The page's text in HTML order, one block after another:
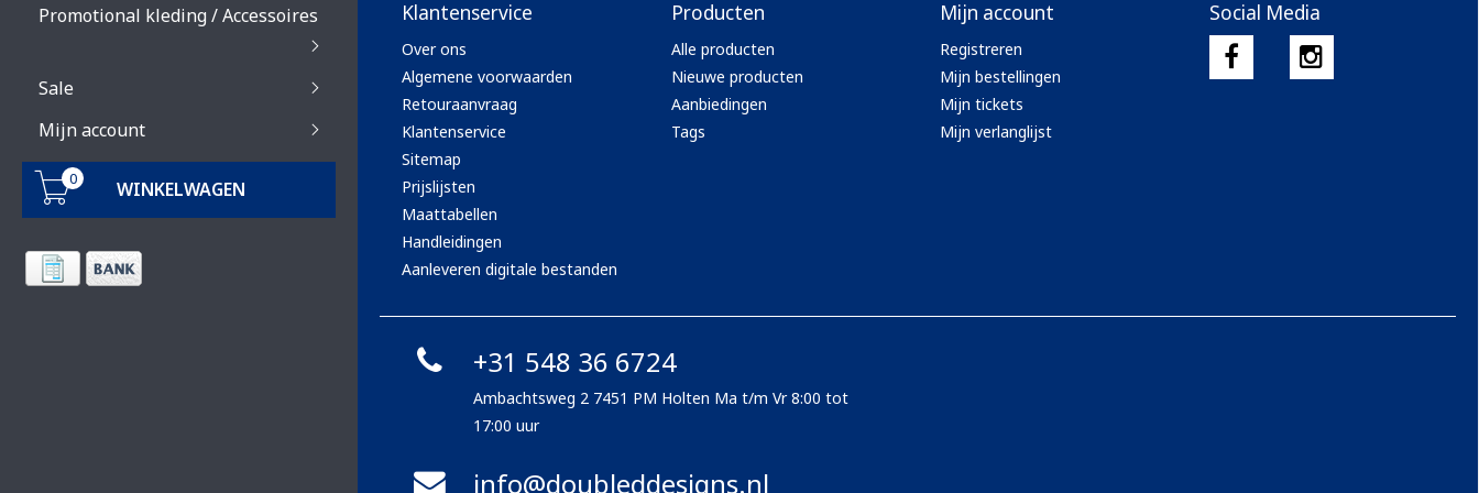
Promotional kleding / Accessoires
Sale
Mijn account
0 WINKELWAGEN
Klantenservice
Over ons
Algemene voorwaarden
Retouraanvraag
Klantenservice
Sitemap
Prijslijsten
Maattabellen
Handleidingen
Aanleveren digitale bestanden
Producten
Alle producten
Nieuwe producten
Aanbiedingen
Tags
Mijn account
Registreren
Mijn bestellingen
Mijn tickets
Mijn verlanglijst
Social Media
+31 548 36 6724
Ambachtsweg 2 7451 PM Holten Ma t/m Vr 8:00 tot
17:00 uur
info@doubleddesigns.nl